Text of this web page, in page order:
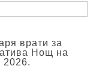
врати за
Нощ на
2026.